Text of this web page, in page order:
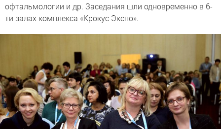
офтальмологии и др. Заседания шли одновременно в 6-
ти залах комплекса «Крокус Экспо».